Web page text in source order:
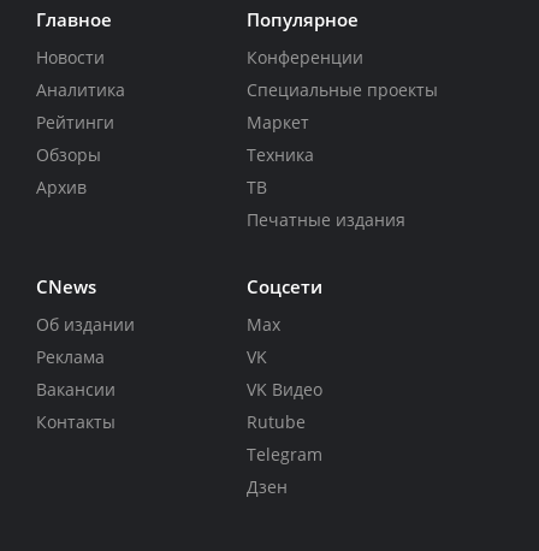
Главное
Новости
Аналитика
Рейтинги
Обзоры
Архив
Популярное
Конференции
Специальные проекты
Маркет
Техника
ТВ
Печатные издания
CNews
Об издании
Реклама
Вакансии
Контакты
Соцсети
Max
VK
VK Видео
Rutube
Telegram
Дзен